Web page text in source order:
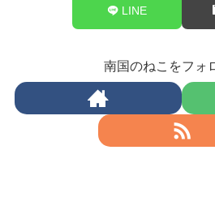
LINE
南国のねこをフォ